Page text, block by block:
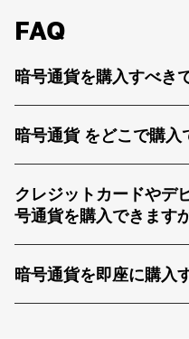
FAQ
暗号通貨を購入すべき
暗号通貨 をどこで購入
クレジットカードやデ
号通貨を購入できます
暗号通貨を即座に購入